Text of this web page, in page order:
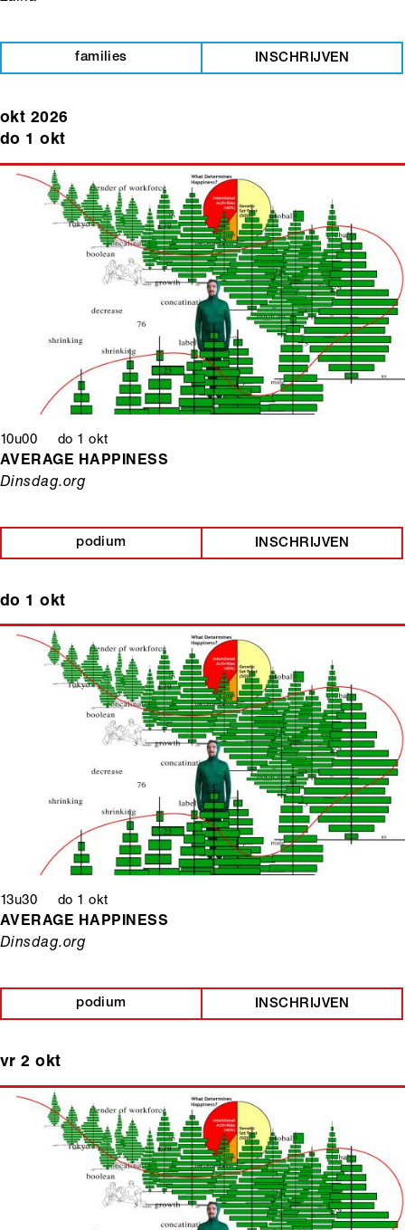
families INSCHRIJVEN
okt 2026
do 1 okt
10u00 do 1 okt
AVERAGE HAPPINESS
Dinsdag.org
podium INSCHRIJVEN
do 1 okt
13u30 do 1 okt
AVERAGE HAPPINESS
Dinsdag.org
podium INSCHRIJVEN
vr 2 okt